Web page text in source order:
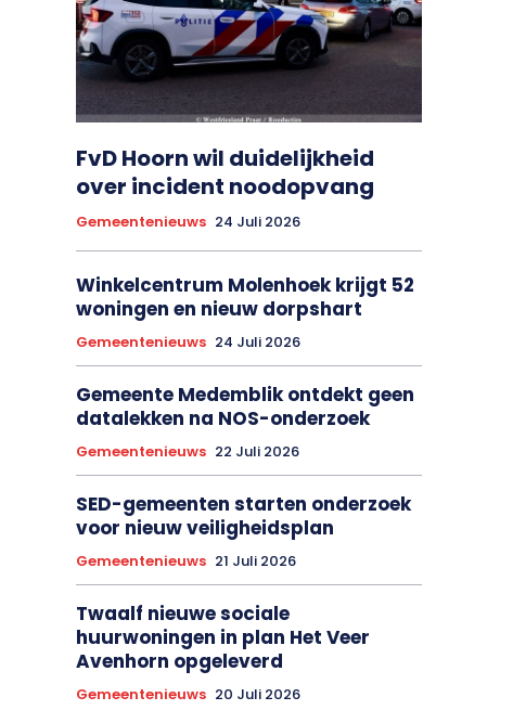
FvD Hoorn wil duidelijkheid
over incident noodopvang
Gemeentenieuws 24 Juli 2026
Winkelcentrum Molenhoek krijgt 52
woningen en nieuw dorpshart
Gemeentenieuws 24 Juli 2026
Gemeente Medemblik ontdekt geen
datalekken na NOS-onderzoek
Gemeentenieuws 22 Juli 2026
SED-gemeenten starten onderzoek
voor nieuw veiligheidsplan
Gemeentenieuws 21 Juli 2026
Twaalf nieuwe sociale
huurwoningen in plan Het Veer
Avenhorn opgeleverd
Gemeentenieuws 20 Juli 2026